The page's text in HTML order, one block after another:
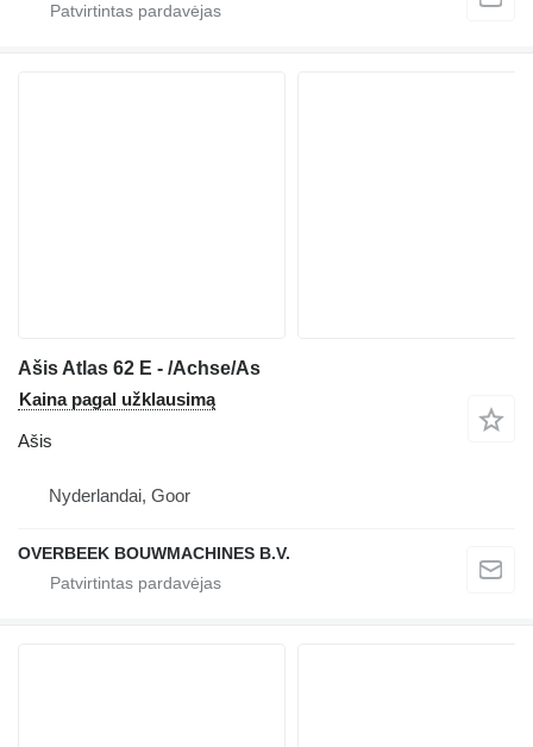
Ašis Atlas 62 E - /Achse/As
Kaina pagal užklausimą
Ašis
Nyderlandai, Goor
OVERBEEK BOUWMACHINES B.V.